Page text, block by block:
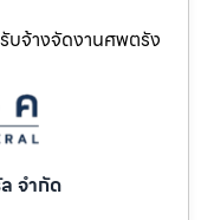
รับจ้างจัดงานศพตรัง
จำกัด